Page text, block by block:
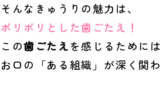
そんなきゅうりの魅力は、
ポリポリとした歯ごたえ！
この歯ごたえを感じるためには
お口の「ある組織」が深く関